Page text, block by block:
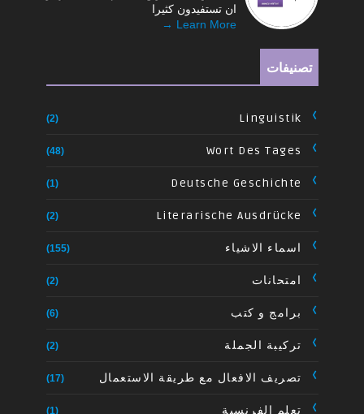
ان تستفيدون كثيرا
Learn More →
تصنيفات
Linguistik
(2)
Wort Des Tages
(48)
Deutsche Geschichte
(1)
Literarische Ausdrücke
(2)
اسماء الاشياء (155)
امتحانات (2)
برامج و كتب (6)
تركيبة الجملة (2)
تصريف الافعال مع طريقة الاستعمال (17)
تعلم الفرنسية (1)